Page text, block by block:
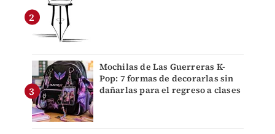
Mochilas de Las Guerreras K-
Pop: 7 formas de decorarlas sin
dañarlas para el regreso a clases